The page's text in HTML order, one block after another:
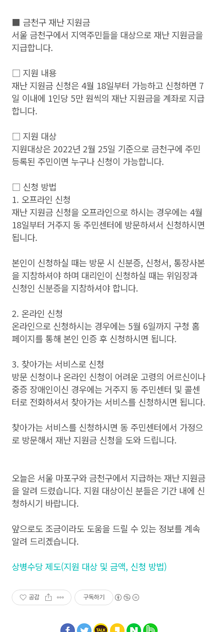
■ 금천구 재난 지원금
서울 금천구에서 지역주민들을 대상으로 재난 지원금을
지급합니다.
□ 지원 내용
재난 지원금 신청은 4월 18일부터 가능하고 신청하면 7
일 이내에 1인당 5만 원씩의 재난 지원금을 계좌로 지급
합니다.
□ 지원 대상
지원대상은 2022년 2월 25일 기준으로 금천구에 주민
등록된 주민이면 누구나 신청이 가능합니다.
□ 신청 방법
1. 오프라인 신청
재난 지원금 신청을 오프라인으로 하시는 경우에는 4월
18일부터 거주지 동 주민센터에 방문하셔서 신청하시면
됩니다.
본인이 신청하실 때는 방문 시 신분증, 신청서, 통장사본
을 지참하셔야 하며 대리인이 신청하실 때는 위임장과
신청인 신분증을 지참하셔야 합니다.
2. 온라인 신청
온라인으로 신청하시는 경우에는 5월 6일까지 구청 홈
페이지를 통해 본인 인증 후 신청하시면 됩니다.
3. 찾아가는 서비스로 신청
방문 신청이나 온라인 신청이 어려운 고령의 어르신이나
중증 장애인이신 경우에는 거주지 동 주민센터 및 콜센
터로 전화하셔서 찾아가는 서비스를 신청하시면 됩니다.
찾아가는 서비스를 신청하시면 동 주민센터에서 가정으
로 방문해서 재난 지원금 신청을 도와 드립니다.
오늘은 서울 마포구와 금천구에서 지급하는 재난 지원금
을 알려 드렸습니다. 지원 대상이신 분들은 기간 내에 신
청하시기 바랍니다.
앞으로도 조금이라도 도움을 드릴 수 있는 정보를 계속
알려 드리겠습니다.
상병수당 제도(지원 대상 및 금액, 신청 방법)
공감 구독하기